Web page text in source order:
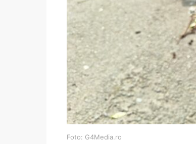
Foto: G4Media.ro